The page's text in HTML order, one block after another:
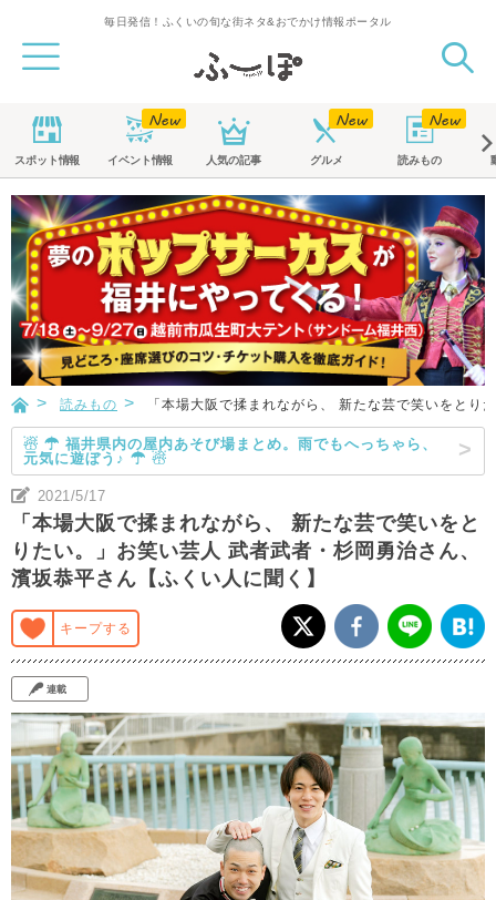
毎日発信！ふくいの旬な街ネタ&おでかけ情報ポータル
スポット情報 イベント情報 人気の記事 グルメ 読みもの
読みもの 「本場大阪で揉まれながら、 新たな芸で笑いをと
☃ ☂ 福井県内の屋内あそび場まとめ。雨でもへっちゃら、
元気に遊ぼう♪ ☂ ☃
2021/5/17
「本場大阪で揉まれながら、 新たな芸で笑いをと
りたい。」お笑い芸人 武者武者・杉岡勇治さん、
濱坂恭平さん【ふくい人に聞く】
キープする
連載